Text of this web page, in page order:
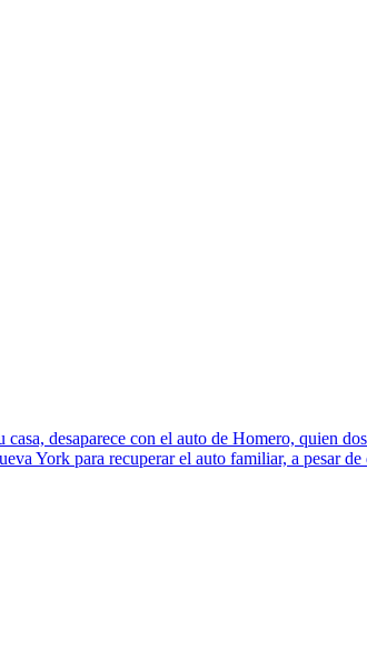
desaparece con el auto de Homero, quien
York para recuperar el auto familiar, a pesar